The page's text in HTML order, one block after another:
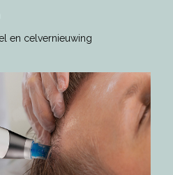
en celvernieuwing